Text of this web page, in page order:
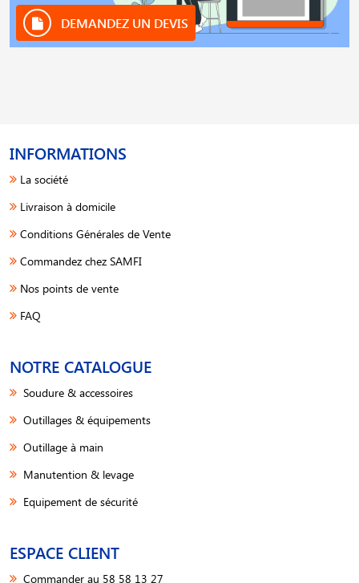
DEMANDEZ UN DEVIS
INFORMATIONS
La société
Livraison à domicile
Conditions Générales de Vente
Commandez chez SAMFI
Nos points de vente
FAQ
NOTRE CATALOGUE
Soudure & accessoires
Outillages & équipements
Outillage à main
Manutention & levage
Equipement de sécurité
ESPACE CLIENT
Commander au 58 58 13 27